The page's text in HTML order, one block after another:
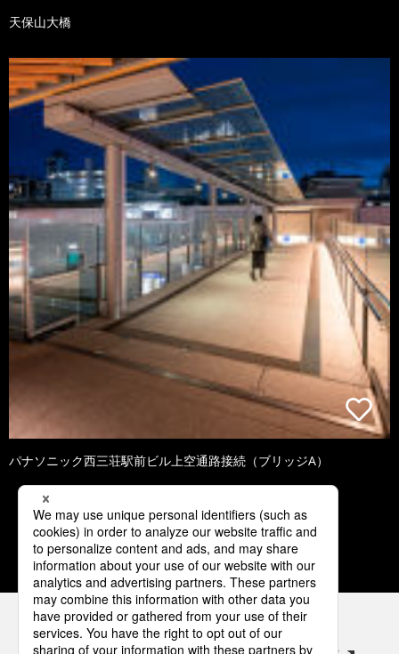
天保山大橋
パナソニック西三荘駅前ビル上空通路接続（ブリッジA）
1 2 3 4 5
パナソニックの電気設備 SNSアカウント